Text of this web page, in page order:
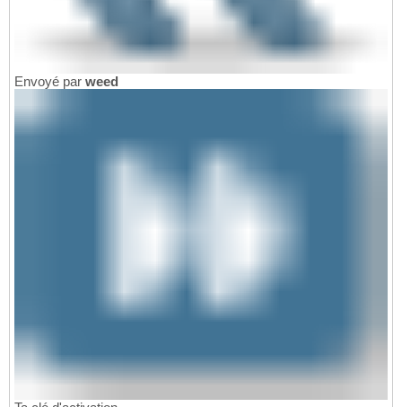
Envoyé par weed